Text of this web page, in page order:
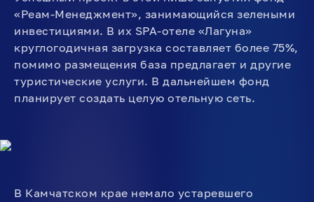
«Реам-Менеджмент», занимающийся зелеными
инвестициями. В их SPA-отеле «Лагуна»
круглогодичная загрузка составляет более 75%,
помимо размещения база предлагает и другие
туристические услуги. В дальнейшем фонд
планирует создать целую отельную сеть.
В Камчатском крае немало устаревшего